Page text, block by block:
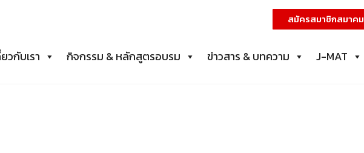
สมัครสมาชิกสมาคม
วกับเรา
กิจกรรม & หลักสูตรอบรม ข่าวสาร & บทความ J-MAT